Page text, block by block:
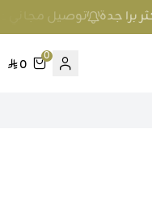
توصيل مجاني عند الطلب بمبلغ 100 ريال
0
0